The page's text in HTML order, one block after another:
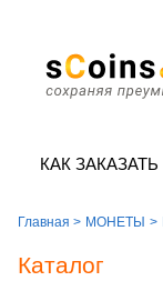
КАК ЗАКАЗАТЬ
Главная > MОНЕТЫ
Каталог